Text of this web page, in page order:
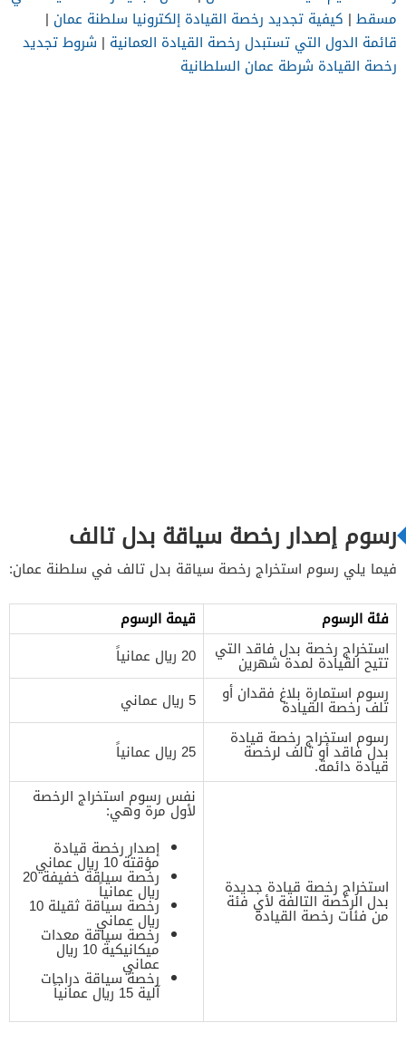
مسقط | كيفية تجديد رخصة القيادة إلكترونيا سلطنة عمان |
قائمة الدول التي تستبدل رخصة القيادة العمانية | شروط تجديد
رخصة القيادة شرطة عمان السلطانية
رسوم إصدار رخصة سياقة بدل تالف
فيما يلي رسوم استخراج رخصة سياقة بدل تالف في سلطنة عمان:
فئة الرسوم
قيمة الرسوم
استخراج رخصة بدل فاقد التي
تتيح القيادة لمدة شهرين
20 ريال عمانياً
رسوم استمارة بلاغ فقدان أو
تلف رخصة القيادة
5 ريال عماني
رسوم استخراج رخصة قيادة
بدل فاقد أو تالف لرخصة
قيادة دائمة.
25 ريال عمانياً
استخراج رخصة قيادة جديدة
بدل الرخصة التالفة لأي فئة
من فئات رخصة القيادة
نفس رسوم استخراج الرخصة
لأول مرة وهي:
إصدار رخصة قيادة
مؤقتة 10 ريال عماني
رخصة سياقة خفيفة 20
ريال عمانياً
رخصة سياقة ثقيلة 10
ريال عماني
رخصة سياقة معدات
ميكانيكية 10 ريال
عماني
رخصة سياقة دراجات
آلية 15 ريال عمانياً